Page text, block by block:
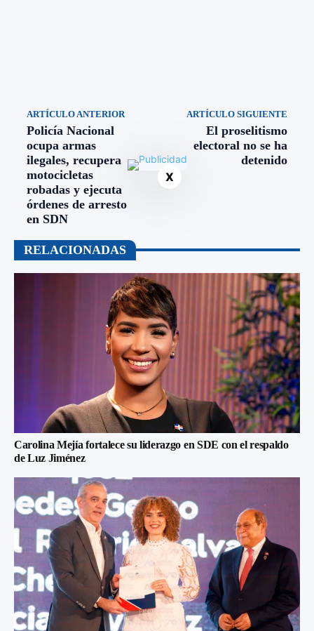
ARTÍCULO ANTERIOR
Policía Nacional
ocupa armas
ilegales, recupera
motocicletas
robadas y ejecuta
órdenes de arresto
en SDN
ARTÍCULO SIGUIENTE
El proselitismo
electoral no se ha
detenido
RELACIONADAS
Carolina Mejía fortalece su liderazgo en SDE con el respaldo
de Luz Jiménez
X